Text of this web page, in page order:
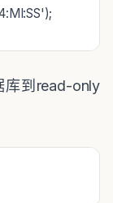
到 read-only